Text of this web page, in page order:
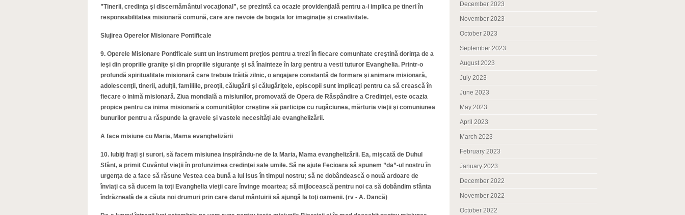
”Tinerii, credinţa şi discernământul vocaţional”, se prezintă ca ocazie providenţială pentru a-i implica pe tineri în
responsabilitatea misionară comună, care are nevoie de bogata lor imaginaţie şi creativitate.
Slujirea Operelor Misionare Pontificale
9. Operele Misionare Pontificale sunt un instrument preţios pentru a trezi în fiecare comunitate creştină dorinţa de a
ieşi din propriile graniţe şi din propriile siguranţe şi să înainteze în larg pentru a vesti tuturor Evanghelia. Printr-o
profundă spiritualitate misionară care trebuie trăită zilnic, o angajare constantă de formare şi animare misionară,
adolescenţii, tinerii, adulţii, familiile, preoţii, călugării şi călugăriţele, episcopii sunt implicaţi pentru ca să crească în
fiecare o inimă misionară. Ziua mondială a misiunilor, promovată de Opera de Răspândire a Credinţei, este ocazia
propice pentru ca inima misionară a comunităţilor creştine să participe cu rugăciunea, mărturia vieţii şi comuniunea
bunurilor pentru a răspunde la gravele şi vastele necesităţi ale evanghelizării.
A face misiune cu Maria, Mama evanghelizării
10. Iubiţi fraţi şi surori, să facem misiunea inspirându-ne de la Maria, Mama evanghelizării. Ea, mişcată de Duhul
Sfânt, a primit Cuvântul vieţii în profunzimea credinţei sale umile. Să ne ajute Fecioara să spunem ”da”-ul nostru în
urgenţa de a face să răsune Vestea cea bună a lui Isus în timpul nostru; să ne dobândească o nouă ardoare de
înviaţi ca să ducem la toţi Evanghelia vieţii care învinge moartea; să mijlocească pentru noi ca să dobândim sfânta
îndrăzneală de a căuta noi drumuri prin care darul mântuirii să ajungă la toţi oamenii. (rv - A. Dancă)
December 2023
November 2023
October 2023
September 2023
August 2023
July 2023
June 2023
May 2023
April 2023
March 2023
February 2023
January 2023
December 2022
November 2022
October 2022